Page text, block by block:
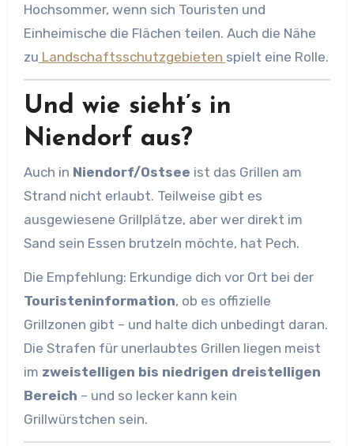
Hochsommer, wenn sich Touristen und
Einheimische die Flächen teilen. Auch die Nähe
zu Landschaftsschutzgebieten spielt eine Rolle.
Und wie sieht’s in
Niendorf aus?
Auch in Niendorf/Ostsee ist das Grillen am
Strand nicht erlaubt. Teilweise gibt es
ausgewiesene Grillplätze, aber wer direkt im
Sand sein Essen brutzeln möchte, hat Pech.
Die Empfehlung: Erkundige dich vor Ort bei der
Touristeninformation, ob es offizielle
Grillzonen gibt – und halte dich unbedingt daran.
Die Strafen für unerlaubtes Grillen liegen meist
im zweistelligen bis niedrigen dreistelligen
Bereich – und so lecker kann kein
Grillwürstchen sein.